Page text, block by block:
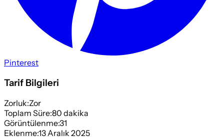
Pinterest
Tarif Bilgileri
Zorluk:Zor
Toplam Süre:80 dakika
Görüntülenme:31
Eklenme:13 Aralık 2025